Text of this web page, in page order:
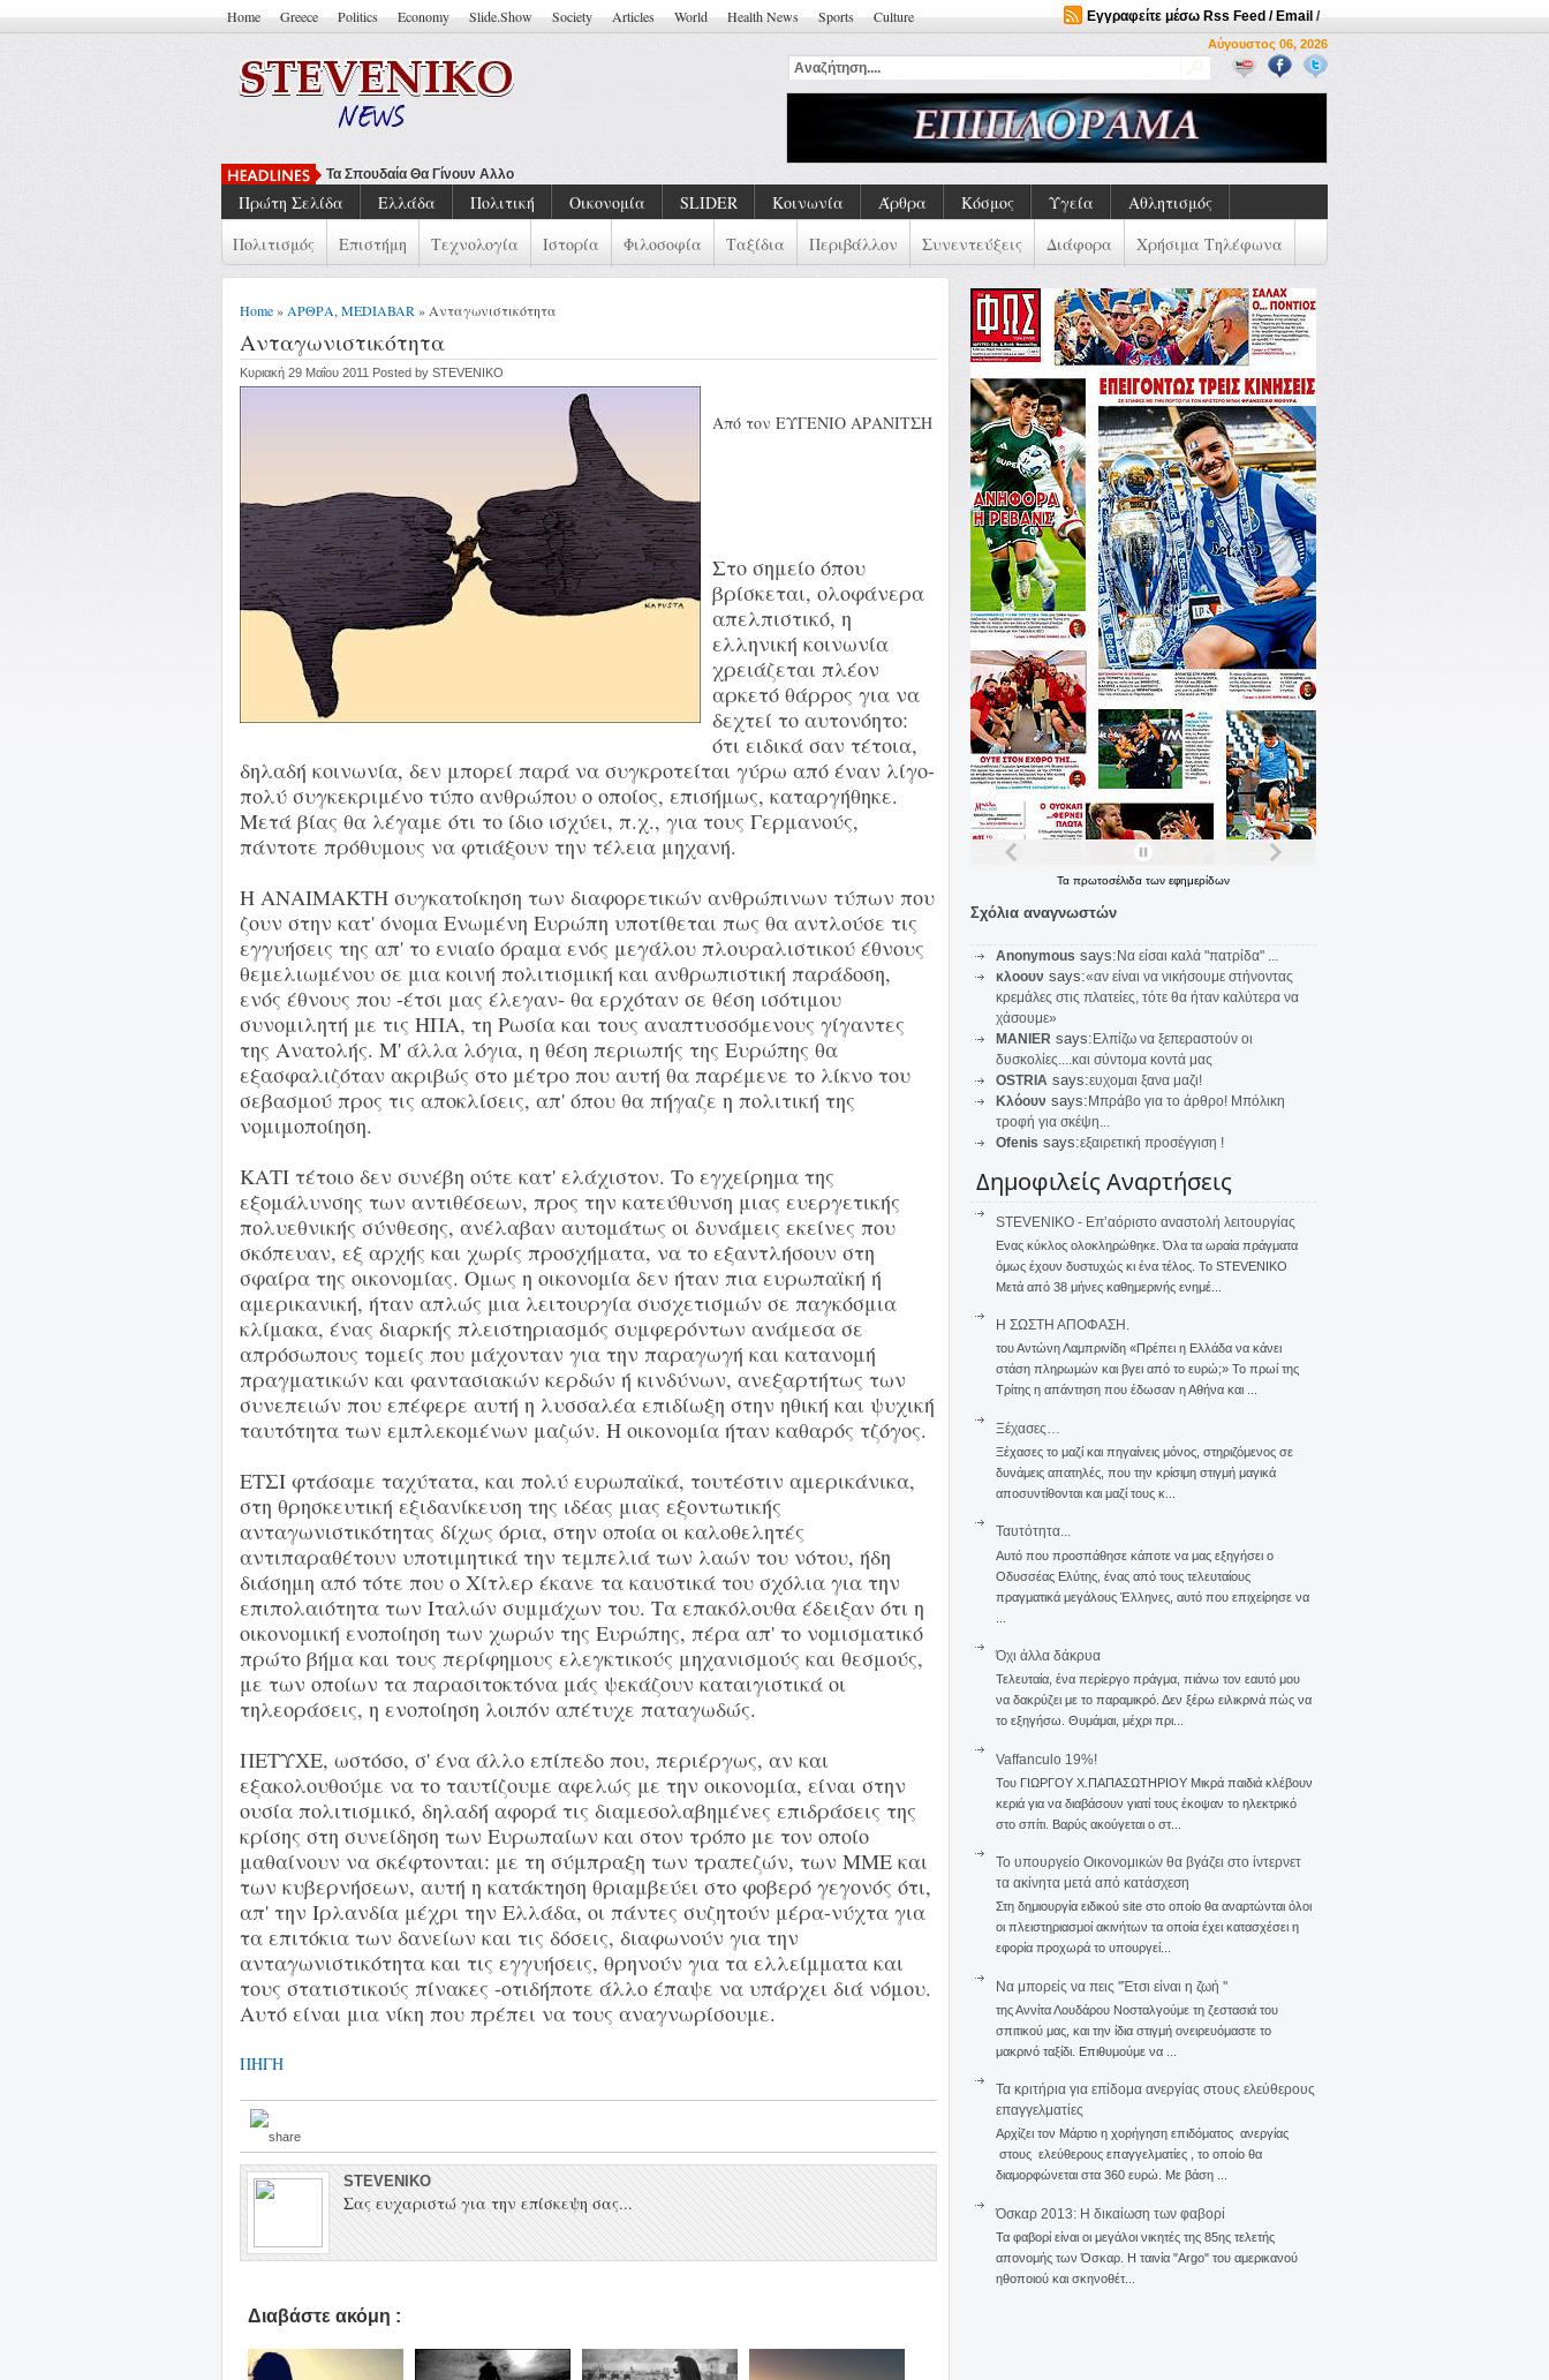
Home Greece Politics Economy Slide.Show Society Articles World Health News Sports Culture Εγγραφείτε μέσω Rss Feed / Email /
Αύγουστος 06, 2026
Τα Σπουδαία Θα Γίνουν Αλλού. Εδώ Απλά Μια Παράσταση
Πρώτη Σελίδα Ελλάδα Πολιτική Οικονομία SLIDER Κοινωνία Άρθρα Κόσμος Υγεία
Αθλητισμός
Πολιτισμός
Επιστήμη Τεχνολογία Ιστορία Φιλοσοφία Ταξίδια Περιβάλλον Συνεντεύξεις Διάφορα Χρήσιμα Τηλέφωνα
Home» ΑΡΘΡΑ MEDIABAR » Ανταγωνιστικότητα
Ανταγωνιστικότητα
Κυριακή 29 Μαΐου 2011 Posted by STEVENIKO
Από τον ΕΥΓΕΝΙΟ ΑΡΑΝΙΤΣΗ
Στο σημείο όπου
βρίσκεται, ολοφάνερα
απελπιστικό, η
ελληνική κοινωνία
χρειάζεται πλέον
αρκετό θάρρος για να
δεχτεί το αυτονόητο:
ότι ειδικά σαν τέτοια,
δηλαδή κοινωνία, δεν μπορεί παρά να συγκροτείται γύρω από έναν λίγο-
πολύ συγκεκριμένο τύπο ανθρώπου ο οποίος, επισήμως, καταργήθηκε.
Μετά βίας θα λέγαμε ότι το ίδιο ισχύει, π.χ., για τους Γερμανούς,
πάντοτε πρόθυμους να φτιάξουν την τέλεια μηχανή.
Η ΑΝΑΙΜΑΚΤΗ συγκατοίκηση των διαφορετικών ανθρώπινων τύπων που
ζουν στην κατ' όνομα Ενωμένη Ευρώπη υποτίθεται πως θα αντλούσε τις
εγγυήσεις της απ' το ενιαίο όραμα ενός μεγάλου πλουραλιστικού έθνους
θεμελιωμένου σε μια κοινή πολιτισμική και ανθρωπιστική παράδοση,
ενός έθνους που -έτσι μας έλεγαν- θα ερχόταν σε θέση ισότιμου
συνομιλητή με τις ΗΠΑ, τη Ρωσία και τους αναπτυσσόμενους γίγαντες
της Ανατολής. Μ' άλλα λόγια, η θέση περιωπής της Ευρώπης θα
εξασφαλιζόταν ακριβώς στο μέτρο που αυτή θα παρέμενε το λίκνο του
σεβασμού προς τις αποκλίσεις, απ' όπου θα πήγαζε η πολιτική της
νομιμοποίηση.
ΚΑΤΙ τέτοιο δεν συνέβη ούτε κατ' ελάχιστον. Το εγχείρημα της
εξομάλυνσης των αντιθέσεων, προς την κατεύθυνση μιας ευεργετικής
πολυεθνικής σύνθεσης, ανέλαβαν αυτομάτως οι δυνάμεις εκείνες που
σκόπευαν, εξ αρχής και χωρίς προσχήματα, να το εξαντλήσουν στη
σφαίρα της οικονομίας. Ομως η οικονομία δεν ήταν πια ευρωπαϊκή ή
αμερικανική, ήταν απλώς μια λειτουργία συσχετισμών σε παγκόσμια
κλίμακα, ένας διαρκής πλειστηριασμός συμφερόντων ανάμεσα σε
απρόσωπους τομείς που μάχονταν για την παραγωγή και κατανομή
πραγματικών και φαντασιακών κερδών ή κινδύνων, ανεξαρτήτως των
συνεπειών που επέφερε αυτή η λυσσαλέα επιδίωξη στην ηθική και ψυχική
ταυτότητα των εμπλεκομένων μαζών. Η οικονομία ήταν καθαρός τζόγος.
ΕΤΣΙ φτάσαμε ταχύτατα, και πολύ ευρωπαϊκά, τουτέστιν αμερικάνικα,
στη θρησκευτική εξιδανίκευση της ιδέας μιας εξοντωτικής
ανταγωνιστικότητας δίχως όρια, στην οποία οι καλοθελητές
αντιπαραθέτουν υποτιμητικά την τεμπελιά των λαών του νότου, ήδη
διάσημη από τότε που ο Χίτλερ έκανε τα καυστικά του σχόλια για την
επιπολαιότητα των Ιταλών συμμάχων του. Τα επακόλουθα έδειξαν ότι η
οικονομική ενοποίηση των χωρών της Ευρώπης, πέρα απ' το νομισματικό
πρώτο βήμα και τους περίφημους ελεγκτικούς μηχανισμούς και θεσμούς,
με των οποίων τα παρασιτοκτόνα μάς ψεκάζουν καταιγιστικά οι
τηλεοράσεις, η ενοποίηση λοιπόν απέτυχε παταγωδώς.
ΠΕΤΥΧΕ, ωστόσο, σ' ένα άλλο επίπεδο που, περιέργως, αν και
εξακολουθούμε να το ταυτίζουμε αφελώς με την οικονομία, είναι στην
ουσία πολιτισμικό, δηλαδή αφορά τις διαμεσολαβημένες επιδράσεις της
κρίσης στη συνείδηση των Ευρωπαίων και στον τρόπο με τον οποίο
μαθαίνουν να σκέφτονται: με τη σύμπραξη των τραπεζών, των ΜΜΕ και
των κυβερνήσεων, αυτή η κατάκτηση θριαμβεύει στο φοβερό γεγονός ότι,
απ' την Ιρλανδία μέχρι την Ελλάδα, οι πάντες συζητούν μέρα-νύχτα για
τα επιτόκια των δανείων και τις δόσεις, διαφωνούν για την
ανταγωνιστικότητα και τις εγγυήσεις, θρηνούν για τα ελλείμματα και
τους στατιστικούς πίνακες -οτιδήποτε άλλο έπαψε να υπάρχει διά νόμου.
Αυτό είναι μια νίκη που πρέπει να τους αναγνωρίσουμε.
ΠΗΓΗ
STEVENIKO
Σας ευχαριστώ για την επίσκεψη σας...
Διαβάστε ακόμη :
Τα πρωτοσέλιδα των εφημερίδων
Σχόλια αναγνωστών
Anonymous says: Να είσαι καλά "πατρίδα" ...
κλοουν says:«αν είναι να νικήσουμε στήνοντας
κρεμάλες στις πλατείες, τότε θα ήταν καλύτερα να
χάσουμε»
MANIER says: Ελπίζω να ξεπεραστούν οι
δυσκολίες....και σύντομα κοντά μας
OSTRIA says:ευχομαι ξανα μαζι!
Κλόουν says: Μπράβο για το άρθρο! Μπόλικη
τροφή για σκέψη...
Ofenis says:εξαιρετική προσέγγιση !
Δημοφιλείς Αναρτήσεις
STEVENIKO - Επ’αόριστο αναστολή λειτουργίας
Ενας κύκλος ολοκληρώθηκε. Όλα τα ωραία πράγματα
όμως έχουν δυστυχώς κι ένα τέλος. Το STEVENIKO
Μετά από 38 μήνες καθημερινής ενημέ...
Η ΣΩΣΤΗ ΑΠΟΦΑΣΗ.
του Αντώνη Λαμπρινίδη «Πρέπει η Ελλάδα να κάνει
στάση πληρωμών και βγει από το ευρώ;» Το πρωί της
Τρίτης η απάντηση που έδωσαν η Αθήνα και ...
Ξέχασες…
Ξέχασες το μαζί και πηγαίνεις μόνος, στηριζόμενος σε
δυνάμεις απατηλές, που την κρίσιμη στιγμή μαγικά
αποσυντίθονται και μαζί τους κ...
Ταυτότητα...
Αυτό που προσπάθησε κάποτε να μας εξηγήσει ο
Οδυσσέας Ελύτης, ένας από τους τελευταίους
πραγματικά μεγάλους Έλληνες, αυτό που επιχείρησε να
Όχι άλλα δάκρυα
Τελευταία, ένα περίεργο πράγμα, πιάνω τον εαυτό μου
να δακρύζει με το παραμικρό. Δεν ξέρω ειλικρινά πώς να
το εξηγήσω. Θυμάμαι, μέχρι πρι...
Vaffanculo 19%!
Του ΓΙΩΡΓΟΥ Χ.ΠΑΠΑΣΩΤΗΡΙΟΥ Μικρά παιδιά κλέβουν
κεριά για να διαβάσουν γιατί τους έκοψαν το ηλεκτρικό
στο σπίτι. Βαρύς ακούγεται ο στ...
To υπουργείο Οικονομικών θα βγάζει στο ίντερνετ
τα ακίνητα μετά από κατάσχεση
Στη δημιουργία ειδικού site στο οποίο θα αναρτώνται όλοι
οι πλειστηριασμοί ακινήτων τα οποία έχει κατασχέσει η
εφορία προχωρά το υπουργεί...
Να μπορείς να πεις ''Έτσι είναι η ζωή ''
της Αννίτα Λουδάρου Νοσταλγούμε τη ζεστασιά του
σπιτικού μας, και την ίδια στιγμή ονειρευόμαστε το
μακρινό ταξίδι. Επιθυμούμε να ...
Τα κριτήρια για επίδομα ανεργίας στους ελεύθερους
επαγγελματίες
Αρχίζει τον Μάρτιο η χορήγηση επιδόματος ανεργίας
στους ελεύθερους επαγγελματίες , το οποίο θα
διαμορφώνεται στα 360 ευρώ. Με βάση ...
Όσκαρ 2013: Η δικαίωση των φαβορί
Τα φαβορί είναι οι μεγάλοι νικητές της 85ης τελετής
απονομής των Όσκαρ. Η ταινία "Αrgo" του αμερικανού
ηθοποιού και σκηνοθέτ...